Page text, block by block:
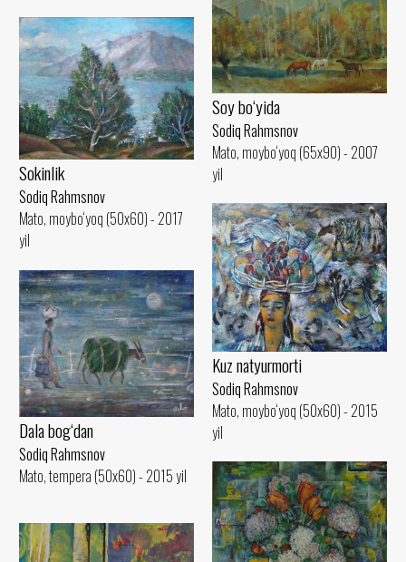
Soy bo‘yida
Sodiq Rahmsnov
Mato, moybo‘yoq (65x90) - 2007
yil
Sokinlik
Sodiq Rahmsnov
Mato, moybo‘yoq (50x60) - 2017
yil
Kuz natyurmorti
Sodiq Rahmsnov
Mato, moybo‘yoq (50x60) - 2015
yil
Dala bog‘dan
Sodiq Rahmsnov
Mato, tempera (50x60) - 2015 yil